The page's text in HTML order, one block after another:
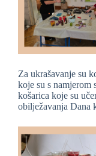
Za ukrašavanje su
koje su s namjerom
košarica koje su
obilježavanja Dana